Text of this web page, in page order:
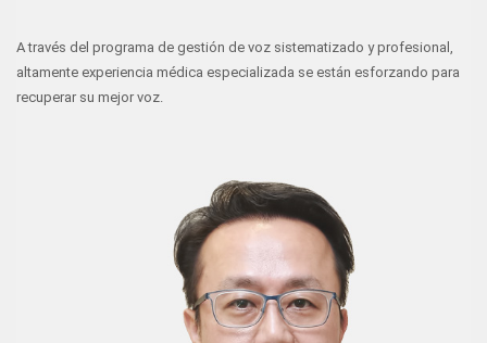
A través del programa de gestión de voz sistematizado y profesional,
altamente experiencia médica especializada se están esforzando para
recuperar su mejor voz.